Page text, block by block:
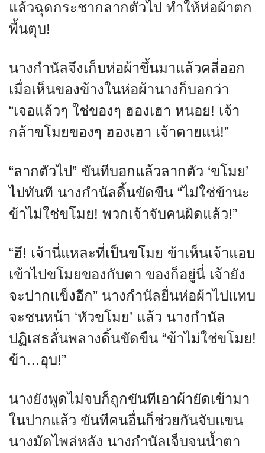
แล้วฉุดกระชากลากตัวไป ทำให้ห่อผ้าตก
พื้นตุบ!
นางกำนัลจึงเก็บห่อผ้าขึ้นมาแล้วคลี่ออก
เมื่อเห็นของข้างในห่อผ้านางก็บอกว่า
“เจอแล้วๆ ใช่ของๆ ฮองเฮา หนอย! เจ้า
กล้าขโมยของๆ ฮองเฮา เจ้าตายแน่!”
“ลากตัวไป” ขันทีบอกแล้วลากตัว ‘ขโมย’
ไปทันที นางกำนัลดิ้นขัดขืน “ไม่ใช่ข้านะ
ข้าไม่ใช่ขโมย! พวกเจ้าจับคนผิดแล้ว!”
“ฮึ! เจ้านี่แหละที่เป็นขโมย ข้าเห็นเจ้าแอบ
เข้าไปขโมยของกับตา ของก็อยู่นี่ เจ้ายัง
จะปากแข็งอีก” นางกำนัลยื่นห่อผ้าไปแทบ
จะชนหน้า ‘หัวขโมย’ แล้ว นางกำนัล
ปฏิเสธลั่นพลางดิ้นขัดขืน “ข้าไม่ใช่ขโมย!
ข้า…อุบ!”
นางยังพูดไม่จบก็ถูกขันทีเอาผ้ายัดเข้ามา
ในปากแล้ว ขันทีคนอื่นก็ช่วยกันจับแขน
นางมัดไพล่หลัง นางกำนัลเจ็บจนน้ำตา